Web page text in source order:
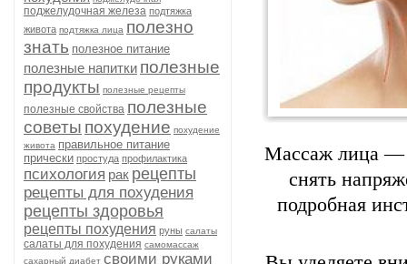
поджелудочная железа подтяжка
живота подтяжка лица полезно
знать полезное питание
полезные напитки полезные
продукты полезные рецепты
полезные свойства полезные
советы похудение похудение
живота правильное питание
прически простуда профилактика
психология рак рецепты
рецепты для похудения
рецепты здоровья
рецепты похудения руны салаты
салаты для похудения самомассаж
сахарный диабет своими руками
Массаж лица —
снять
подробная